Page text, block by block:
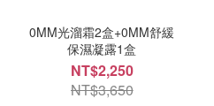
0MM光溜霜2盒+0MM舒緩
保濕凝露1盒
NT$2,250
NT$3,650